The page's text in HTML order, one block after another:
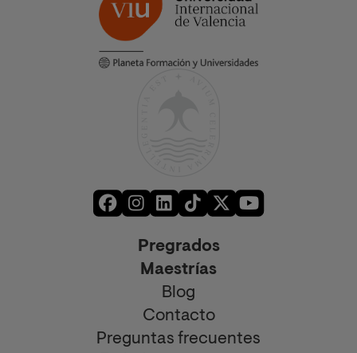
Pregrados
Maestrías
Blog
Contacto
Preguntas frecuentes